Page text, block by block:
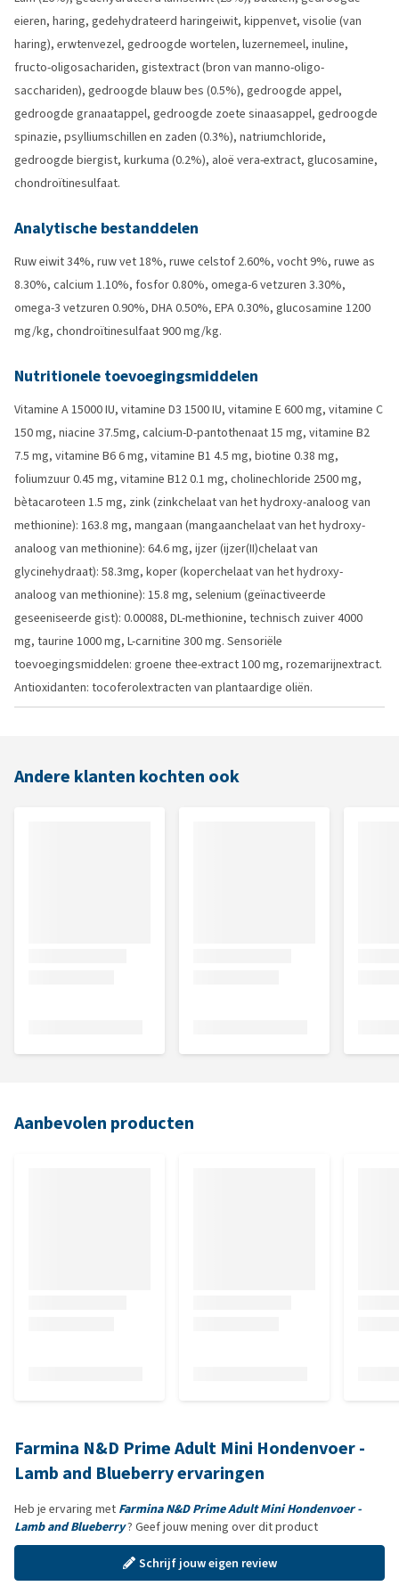
eieren, haring, gedehydrateerd haringeiwit, kippenvet, visolie (van
haring), erwtenvezel, gedroogde wortelen, luzernemeel, inuline,
fructo-oligosachariden, gistextract (bron van manno-oligo-
sacchariden), gedroogde blauw bes (0.5%), gedroogde appel,
gedroogde granaatappel, gedroogde zoete sinaasappel, gedroogde
spinazie, psylliumschillen en zaden (0.3%), natriumchloride,
gedroogde biergist, kurkuma (0.2%), aloë vera-extract, glucosamine,
chondroïtinesulfaat.
Analytische bestanddelen
Ruw eiwit 34%, ruw vet 18%, ruwe celstof 2.60%, vocht 9%, ruwe as
8.30%, calcium 1.10%, fosfor 0.80%, omega-6 vetzuren 3.30%,
omega-3 vetzuren 0.90%, DHA 0.50%, EPA 0.30%, glucosamine 1200
mg/kg, chondroïtinesulfaat 900 mg/kg.
Nutritionele toevoegingsmiddelen
Vitamine A 15000 IU, vitamine D3 1500 IU, vitamine E 600 mg, vitamine C
150 mg, niacine 37.5mg, calcium-D-pantothenaat 15 mg, vitamine B2
7.5 mg, vitamine B6 6 mg, vitamine B1 4.5 mg, biotine 0.38 mg,
foliumzuur 0.45 mg, vitamine B12 0.1 mg, cholinechloride 2500 mg,
bètacaroteen 1.5 mg, zink (zinkchelaat van het hydroxy-analoog van
methionine): 163.8 mg, mangaan (mangaanchelaat van het hydroxy-
analoog van methionine): 64.6 mg, ijzer (ijzer(II)chelaat van
glycinehydraat): 58.3mg, koper (koperchelaat van het hydroxy-
analoog van methionine): 15.8 mg, selenium (geïnactiveerde
geseeniseerde gist): 0.00088, DL-methionine, technisch zuiver 4000
mg, taurine 1000 mg, L-carnitine 300 mg. Sensoriële
toevoegingsmiddelen: groene thee-extract 100 mg, rozemarijnextract.
Antioxidanten: tocoferolextracten van plantaardige oliën.
Andere klanten kochten ook
Aanbevolen producten
Farmina N&D Prime Adult Mini Hondenvoer -
Lamb and Blueberry ervaringen
Heb je ervaring met Farmina N&D Prime Adult Mini Hondenvoer -
Lamb and Blueberry? Geef jouw mening over dit product
Schrijf jouw eigen review